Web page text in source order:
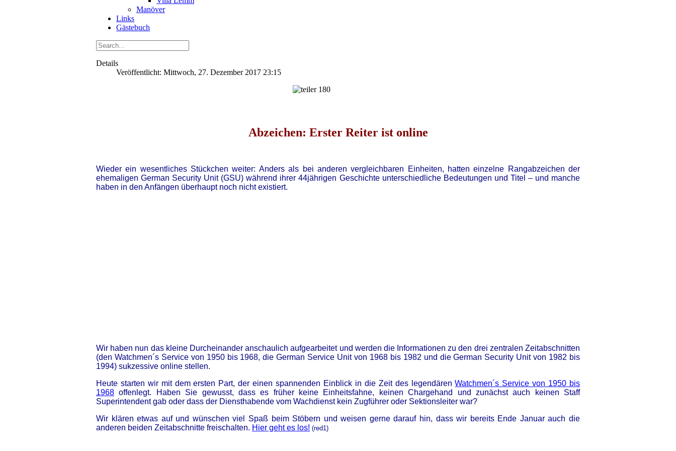
Manöver
Links
Gästebuch
Details
Veröffentlicht: Mittwoch, 27. Dezember 2017 23:15
Abzeichen: Erster Reiter ist online
Wieder ein wesentliches Stückchen weiter: Anders als bei anderen vergleichbaren Einheiten, hatten einzelne Rangabzeichen der
ehemaligen German Security Unit (GSU) während ihrer 44jährigen Geschichte unterschiedliche Bedeutungen und Titel – und manche
haben in den Anfängen überhaupt noch nicht existiert.
Wir haben nun das kleine Durcheinander anschaulich aufgearbeitet und werden die Informationen zu den drei zentralen Zeitabschnitten
(den Watchmen´s Service von 1950 bis 1968, die German Service Unit von 1968 bis 1982 und die German Security Unit von 1982 bis
1994) sukzessive online stellen.
Heute starten wir mit dem ersten Part, der einen spannenden Einblick in die Zeit des legendärenWatchmen´s Service von 1950 bis
1968 offenlegt. Haben Sie gewusst, dass es früher keine Einheitsfahne, keinen Chargehand und zunächst auch keinen Staff
Superintendent gab oder dass der Diensthabende vom Wachdienst kein Zugführer oder Sektionsleiter war?
Wir klären etwas auf und wünschen viel Spaß beim Stöbern und weisen gerne darauf hin, dass wir bereits Ende Januar auch die
anderen beiden Zeitabschnitte freischalten. Hier geht es los! (red1)